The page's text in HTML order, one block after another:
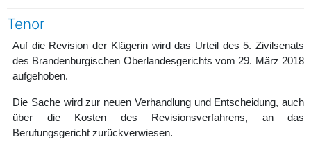
Tenor
Auf die Revision der Klägerin wird das Urteil des 5. Zivilsenats
des Brandenburgischen Oberlandesgerichts vom 29. März 2018
aufgehoben.
Die Sache wird zur neuen Verhandlung und Entscheidung, auch
über die Kosten des Revisionsverfahrens, an das
Berufungsgericht zurückverwiesen.